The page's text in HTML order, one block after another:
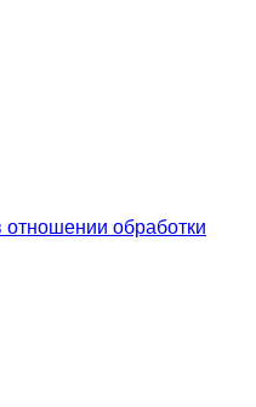
отношении обработки